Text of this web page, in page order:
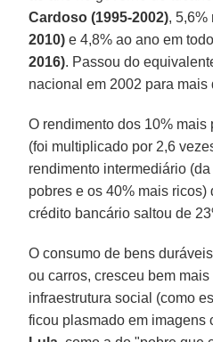
Cardoso (1995-2002), 5,6%
2010) e 4,8% ao ano em
2016). Passou do
nacional em 2002 para mais
O rendimento dos 10% mais
(foi multiplicado por 2,6
rendimento intermediário
pobres e os 40% mais
crédito bancário saltou de
O consumo de bens
ou carros, cresceu bem
infraestrutura social (como
ficou plasmado em imagens